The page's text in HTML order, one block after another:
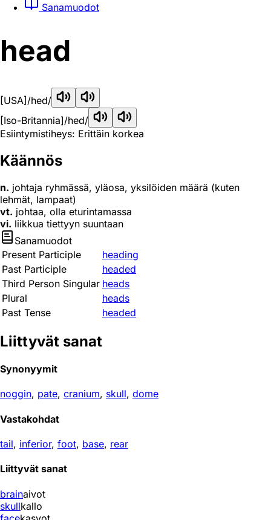
Sanamuodot
head
[USA] /hed/
[Iso-Britannia]/hed/
Esiintymistiheys: Erittäin korkea
Käännös
n. johtaja ryhmässä, yläosa, yksilöiden määrä (kuten
lehmät, lampaat)
vt. johtaa, olla eturintamassa
vi. liikkua tiettyyn suuntaan
Sanamuodot
Present Participle
heading
Past Participle
headed
Third Person Singular heads
Plural
heads
Past Tense
headed
Liittyvät sanat
Synonyymit
noggin, pate, cranium, skull, dome
Vastakohdat
tail, inferior, foot, base, rear
Liittyvät sanat
brainaivot
skullkallo